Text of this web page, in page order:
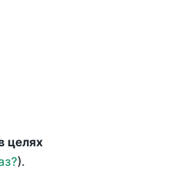
целях
).